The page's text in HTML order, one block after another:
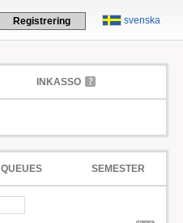
svenska
Registrering
INKASSO
QUEUES SEMESTER